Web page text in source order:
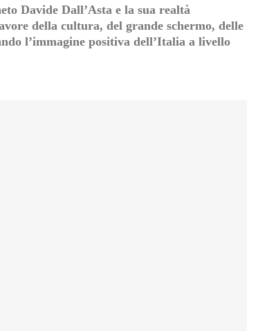
Davide Dall’Asta e la sua realtà
della cultura, del grande schermo, delle
l’immagine positiva dell’Italia a livello